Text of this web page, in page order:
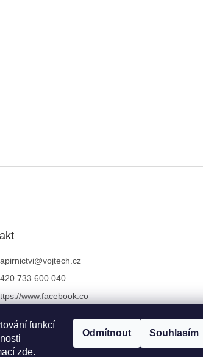
funkcí
zde.
Odmítnout Souhlasím
@vojtech.cz
733 600 040
www.facebook.co
733 600 040